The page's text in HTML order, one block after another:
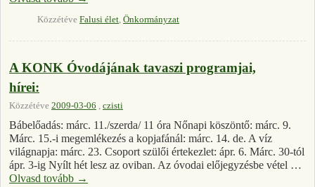
Közzétéve Falusi élet Önkormányzat
A KONK Óvodájának tavaszi programjai,
hírei:
Közzétéve 2009-03-06 , czisti
Bábelőadás: márc. 11./szerda/ 11 óra Nőnapi köszöntő: márc. 9.
Márc. 15.-i megemlékezés a kopjafánál: márc. 14. de. A víz
világnapja: márc. 23. Csoport szülői értekezlet: ápr. 6. Márc. 30-tól
ápr. 3-ig Nyílt hét lesz az oviban. Az óvodai előjegyzésbe vétel …
Olvasd tovább →